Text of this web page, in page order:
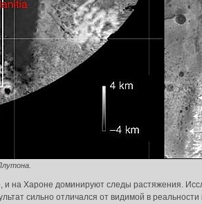
на Хароне доминируют следы растяжения.
сильно отличался от видимой в